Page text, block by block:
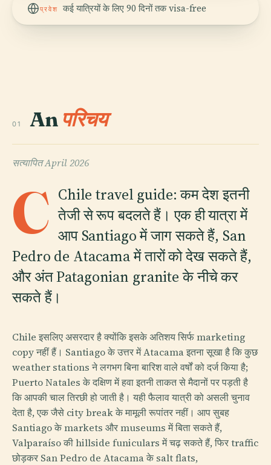
प्रवेश कई यात्रियों के लिए 90 दिनों तक visa-free
01 An परिचय
सत्यापितApril 2026
C Chile travel guide: कम देश इतनी
तेजी से रूप बदलते हैं। एक ही यात्रा में
आप Santiago में जाग सकते हैं, San
Pedro de Atacama में तारों को देख सकते हैं,
और अंत Patagonian granite के नीचे कर
सकते हैं।
Chile इसलिए असरदार है क्योंकि इसके अतिशय सिर्फ marketing
copy नहीं हैं। Santiago के उत्तर में Atacama इतना सूखा है कि कुछ
weather stations ने लगभग बिना बारिश वाले वर्षों को दर्ज किया है;
Puerto Natales के दक्षिण में हवा इतनी ताकत से मैदानों पर पड़ती है
कि आपकी चाल तिरछी हो जाती है। यही फैलाव यात्री को असली चुनाव
देता है, एक जैसे city break के मामूली रूपांतर नहीं। आप सुबह
Santiago के markets और museums में बिता सकते हैं,
Valparaíso की hillside funiculars में चढ़ सकते हैं, फिर traffic
छोड़कर San Pedro de Atacama के salt flats,